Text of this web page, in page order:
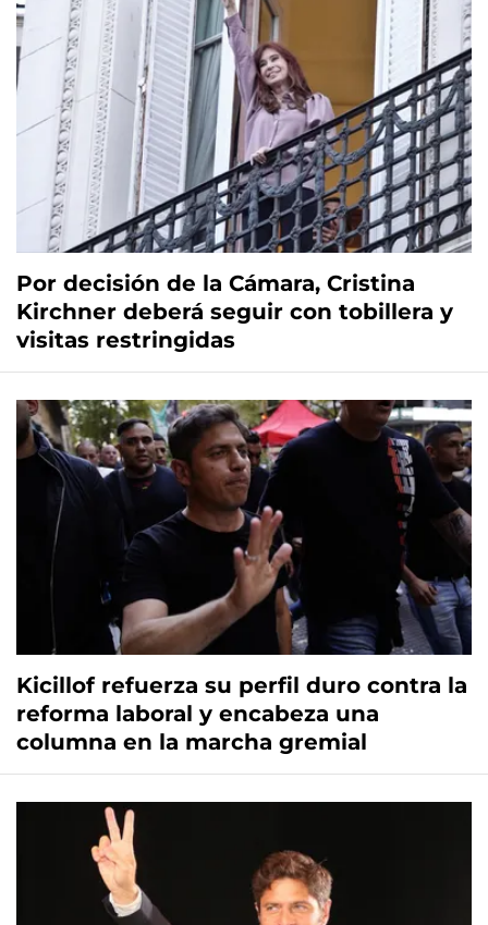
Por decisión de la Cámara, Cristina
Kirchner deberá seguir con tobillera y
visitas restringidas
Kicillof refuerza su perfil duro contra la
reforma laboral y encabeza una
columna en la marcha gremial